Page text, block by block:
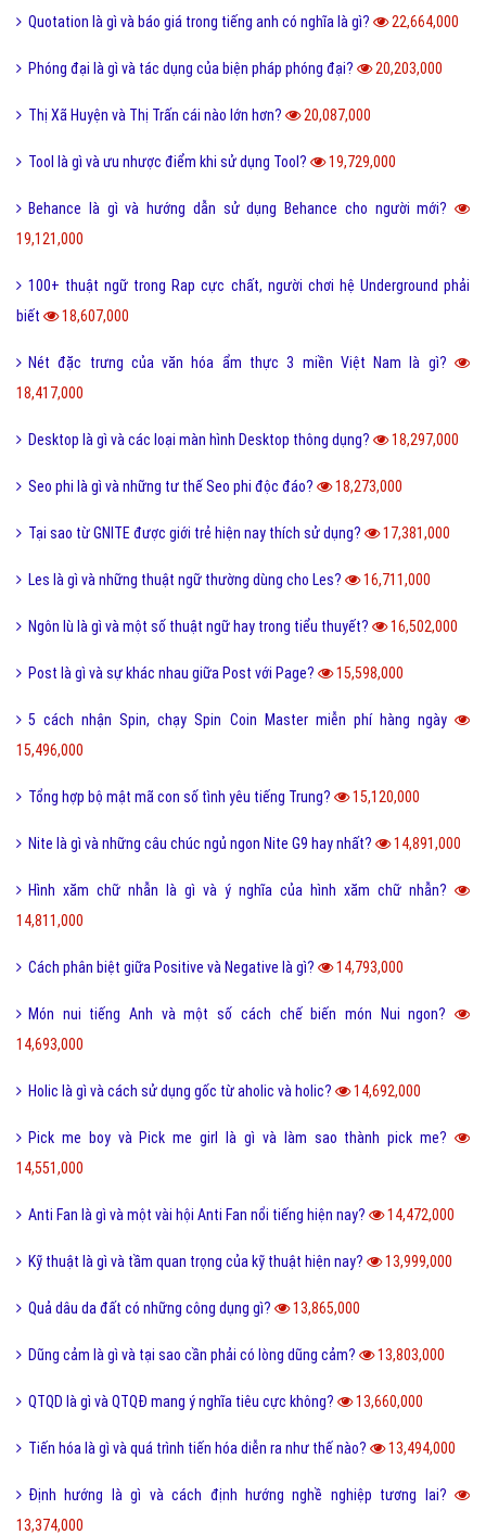
Quotation là gì và báo giá trong tiếng anh có nghĩa là gì? 22,664,000
Phóng đại là gì và tác dụng của biện pháp phóng đại? 20,203,000
Thị Xã Huyện và Thị Trấn cái nào lớn hơn? 20,087,000
Tool là gì và ưu nhược điểm khi sử dụng Tool? 19,729,000
Behance là gì và hướng dẫn sử dụng Behance cho người mới?
19,121,000
100+ thuật ngữ trong Rap cực chất, người chơi hệ Underground phải
biết
18,607,000
Nét đặc trưng của văn hóa ẩm thực 3 miền Việt Nam là gì?
18,417,000
Desktop là gì và các loại màn hình Desktop thông dụng? 18,297,000
Seo phi là gì và những tư thế Seo phi độc đáo? 18,273,000
Tại sao từ GNITE được giới trẻ hiện nay thích sử dụng? 17,381,000
Les là gì và những thuật ngữ thường dùng cho Les? 16,711,000
Ngôn lù là gì và một số thuật ngữ hay trong tiểu thuyết? 16,502,000
Post là gì và sự khác nhau giữa Post với Page? 15,598,000
5 cách nhận Spin, chạy Spin Coin Master miễn phí hàng ngày
15,496,000
Tổng hợp bộ mật mã con số tình yêu tiếng Trung? 15,120,000
Nite là gì và những câu chúc ngủ ngon Nite G9 hay nhất? 14,891,000
Hình xăm chữ nhẫn là gì và ý nghĩa của hình xăm chữ nhẫn?
14,811,000
Cách phân biệt giữa Positive và Negative là gì? 14,793,000
Món nui tiếng Anh và một số cách chế biến món Nui ngon?
14,693,000
Holic là gì và cách sử dụng gốc từ aholic và holic? 14,692,000
Pick me boy và Pick me girl là gì và làm sao thành pick me?
14,551,000
Anti Fan là gì và một vài hội Anti Fan nổi tiếng hiện nay? 14,472,000
Kỹ thuật là gì và tầm quan trọng của kỹ thuật hiện nay? 13,999,000
Quả dâu da đất có những công dụng gì? 13,865,000
Dũng cảm là gì và tại sao cần phải có lòng dũng cảm? 13,803,000
QTQD là gì và QTQĐ mang ý nghĩa tiêu cực không? 13,660,000
Tiến hóa là gì và quá trình tiến hóa diễn ra như thế nào? 13,494,000
Định hướng là gì và cách định hướng nghề nghiệp tương lai?
13,374,000